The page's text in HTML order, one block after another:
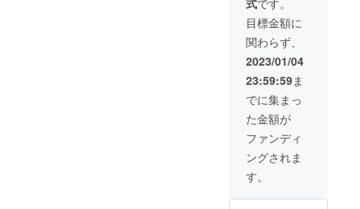
私は老化や
お肌悩みで
ご来店され
たお客様に
は、まず
どのような
生活習慣・
化粧習慣を
されている
のか
どのような
＋【サ
プリメ
ント】
5粒×30
袋 税
込
10,800
円 定価
21,800
円相当
オリジ
ナルレ
シピ、
クニッ
式です。
目標金額に
関わらず、
2023/01/04
23:59:59ま
でに集まっ
た金額が
ファンディ
ングされま
す。